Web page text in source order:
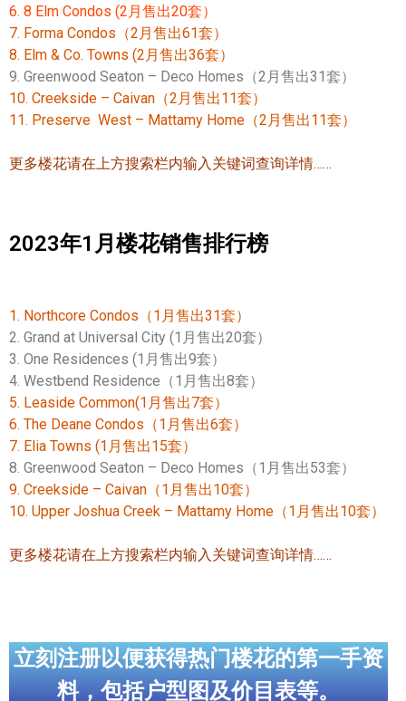
新居民
新移民指南
留学生指南
实用链接
加拿大房地产网站
大多伦多医疗机构
大多伦多交通网络
常用查询工具
地产杂谈
走近加拿大
为什么移民加拿大
安大略省免费医疗保险
加拿大的福利制度
6. 8 Elm Condos (2月售出20套）
7. Forma Condos（2月售出61套）
8. Elm & Co. Towns (2月售出36套）
9. Greenwood Seaton – Deco Homes（2月售出31套）
10. Creekside – Caivan（2月售出11套）
11. Preserve West – Mattamy Home（2月售出11套）
更多楼花请在上方搜索栏内输入关键词查询详情……
2023年1月楼花销售排行榜
1. Northcore Condos（1月售出31套）
2. Grand at Universal City (1月售出20套）
3. One Residences (1月售出9套）
4. Westbend Residence（1月售出8套）
5. Leaside Common(1月售出7套）
6. The Deane Condos（1月售出6套）
7. Elia Towns (1月售出15套）
8. Greenwood Seaton – Deco Homes（1月售出53套）
9. Creekside – Caivan（1月售出10套）
10. Upper Joshua Creek – Mattamy Home（1月售出10套）
更多楼花请在上方搜索栏内输入关键词查询详情……
立刻注册以便获得热门楼花的第一手资
料，包括户型图及价目表等。